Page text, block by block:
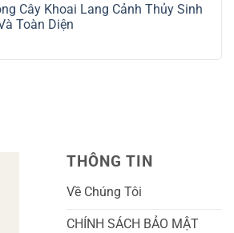
Cây Khoai Lang Cảnh Thủy Sinh
Toàn Diện
THÔNG TIN
Về Chúng Tôi
CHÍNH SÁCH BẢO MẬT